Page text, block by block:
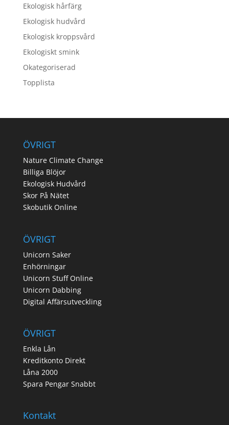
Ekologisk hårfärg
Ekologisk hudvård
Ekologisk kroppsvård
Ekologiskt smink
Okategoriserad
Topplista
ÖVRIGT
Nature Climate Change
Billiga Blöjor
Ekologisk Hudvård
Skor På Nätet
Skobutik Online
ÖVRIGT
Unicorn Saker
Enhörningar
Unicorn Stuff Online
Unicorn Dabbing
Digital Affärsutveckling
ÖVRIGT
Enkla Lån
Kreditkonto Direkt
Låna 2000
Spara Pengar Snabbt
Kontakt